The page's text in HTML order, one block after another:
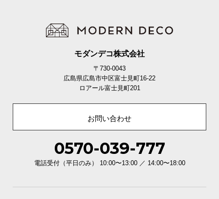
交互配列 平行配列
モダンデコ株式会社
〒730-0043
広島県広島市中区富士見町16-22
ロアール富士見町201
お問い合わせ
0570-039-777
電話受付（平日のみ） 10:00〜13:00 ／ 14:00〜18:00